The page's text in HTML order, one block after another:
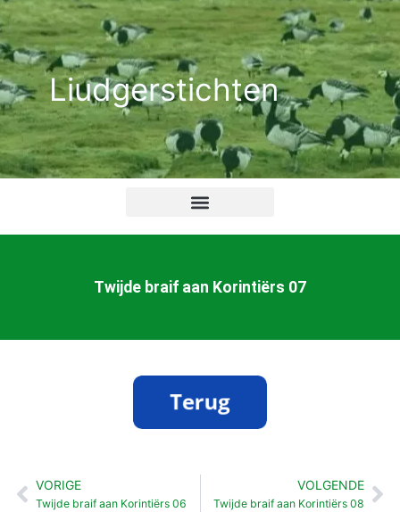
Ga
naar
de
inhoudLiudgerstichten
Twijde braif aan Korintiërs 07
Vorige
VORIGE
Twijde braif aan Korintiërs 06
VOLGENDE
Twijde braif aan Korintiërs 08